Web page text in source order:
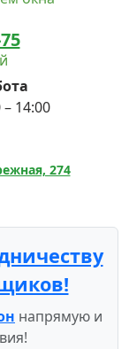
– 14:00
274
напрямую и